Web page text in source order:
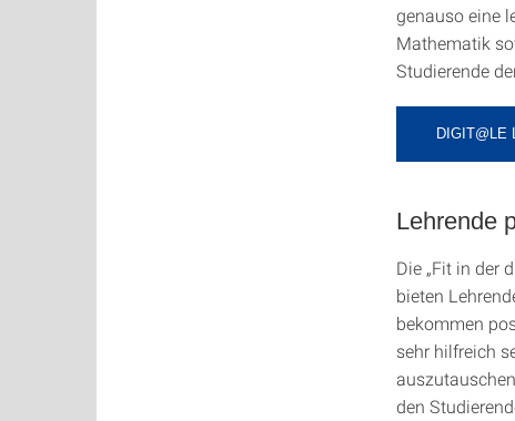
genauso eine
Mathematik
Studierende
DIGIT@LE
Lehrende
Die „Fit in der
bieten
bekommen
sehr hilfreich
den